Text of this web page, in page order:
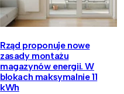
Rząd proponuje nowe
zasady montażu
magazynów energii. W
blokach maksymalnie 11
kWh